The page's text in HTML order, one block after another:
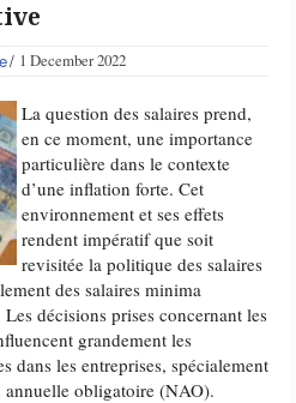
1 December 2022
La question des salaires prend,
en ce moment, une importance
particulière dans le contexte
d’une inflation forte. Cet
environnement et ses effets
rendent impératif que soit
revisitée la politique des salaires
des salaires minima
décisions prises concernant les
grandement les
dans les entreprises, spécialement
annuelle obligatoire (NAO).